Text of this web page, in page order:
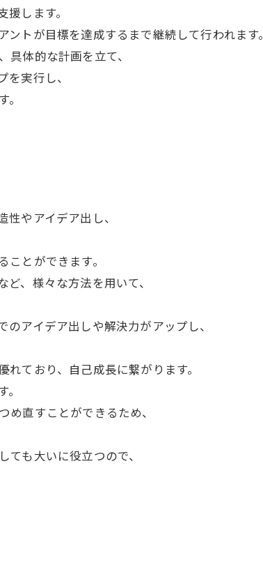
します。
トが目標を達成するまで継続して行われます。
体的な計画を立て、
実行し、
やアイデア出し、
とができます。
、様々な方法を用いて、
アイデア出しや解決力がアップし、
ており、自己成長に繋がります。
直すことができるため、
も大いに役立つので、